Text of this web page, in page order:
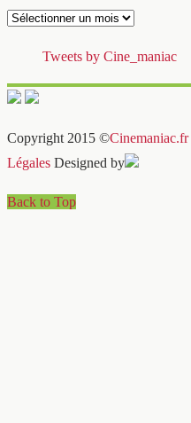
Archives
Tweets by Cine_maniac
Copyright 2015 ©Cinemaniac.fr
Légales Designed by
Back to Top